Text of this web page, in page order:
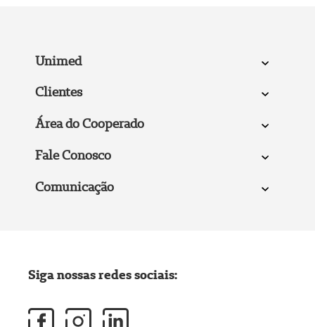
Unimed
Clientes
Área do Cooperado
Fale Conosco
Comunicação
Siga nossas redes sociais: